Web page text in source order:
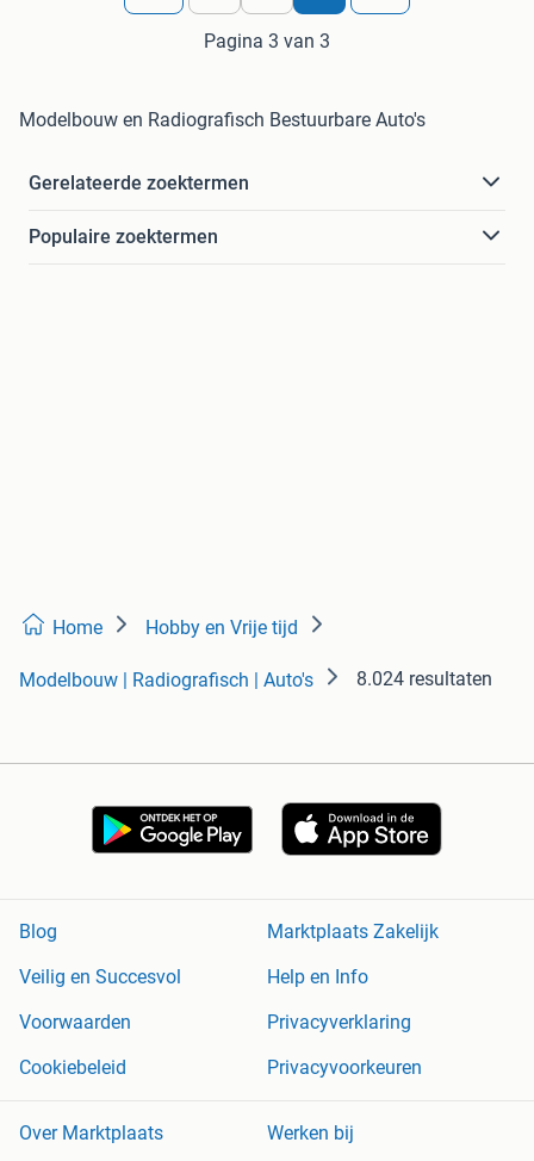
Pagina 3 van 3
Modelbouw en Radiografisch Bestuurbare Auto's
Gerelateerde zoektermen
Populaire zoektermen
Home Hobby en Vrije tijd
Modelbouw | Radiografisch | Auto's 8.024 resultaten
Blog
Marktplaats Zakelijk
Veilig en Succesvol
Help en Info
Voorwaarden
Privacyverklaring
Cookiebeleid
Privacyvoorkeuren
Over Marktplaats Werken bij